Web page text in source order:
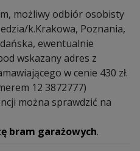
możliwy odbiór osobisty
k.Krakowa, Poznania,
ewentualnie
wskazany adres z
w cenie 430 zł.
12 3872777)
można sprawdzić na
bram garażowych.